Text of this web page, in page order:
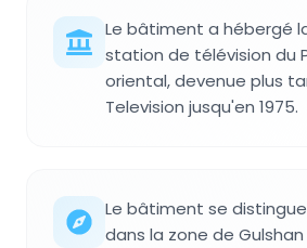
Le bâtiment a hébergé
station de télévision du
oriental, devenue plus
Television jusqu'en 1975.
Le bâtiment se
dans la zone de